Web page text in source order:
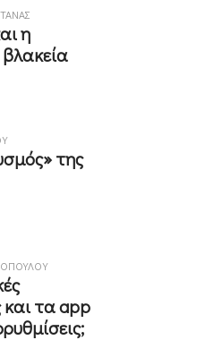
η
της
και τα app